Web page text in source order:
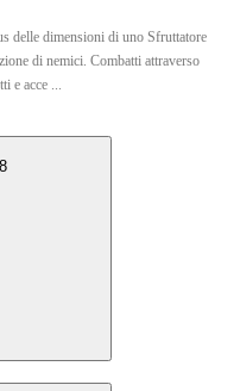
delle dimensioni di uno Sfruttatore
di nemici. Combatti attraverso
e acce ...